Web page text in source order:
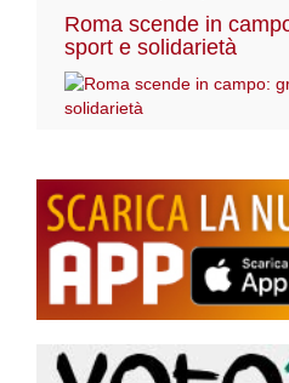
Roma scende in
sport e solidarietà